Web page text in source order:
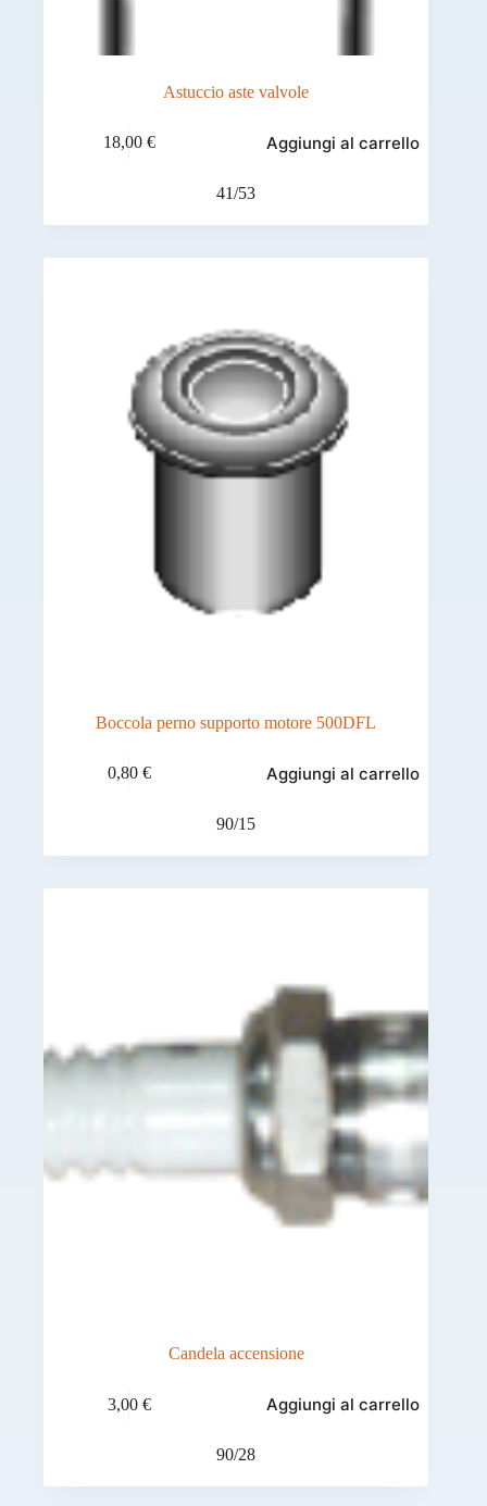
Astuccio aste valvole
18,00 € Aggiungi al carrello
41/53
Boccola perno supporto motore 500DFL
0,80 € Aggiungi al carrello
90/15
Candela accensione
3,00 € Aggiungi al carrello
90/28